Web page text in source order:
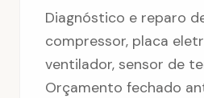
Diagnóstico e reparo
compressor, placa
ventilador, sensor de
Orçamento fechado